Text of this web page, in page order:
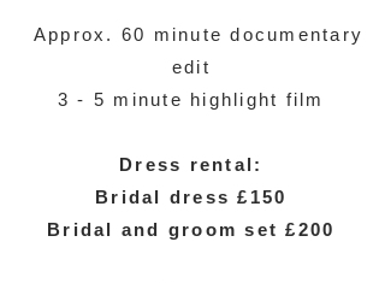
Approx. 60 minute documentary
edit
3 - 5 minute highlight film
Dress rental:
Bridal dress £150
Bridal and groom set £200